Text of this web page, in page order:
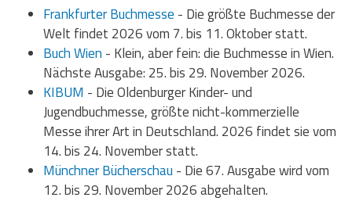
Frankfurter Buchmesse - Die größte Buchmesse der
Welt findet 2026 vom 7. bis 11. Oktober statt.
Buch Wien - Klein, aber fein: die Buchmesse in Wien.
Nächste Ausgabe: 25. bis 29. November 2026.
KIBUM - Die Oldenburger Kinder- und
Jugendbuchmesse, größte nicht-kommerzielle
Messe ihrer Art in Deutschland. 2026 findet sie vom
14. bis 24. November statt.
Münchner Bücherschau - Die 67. Ausgabe wird vom
12. bis 29. November 2026 abgehalten.